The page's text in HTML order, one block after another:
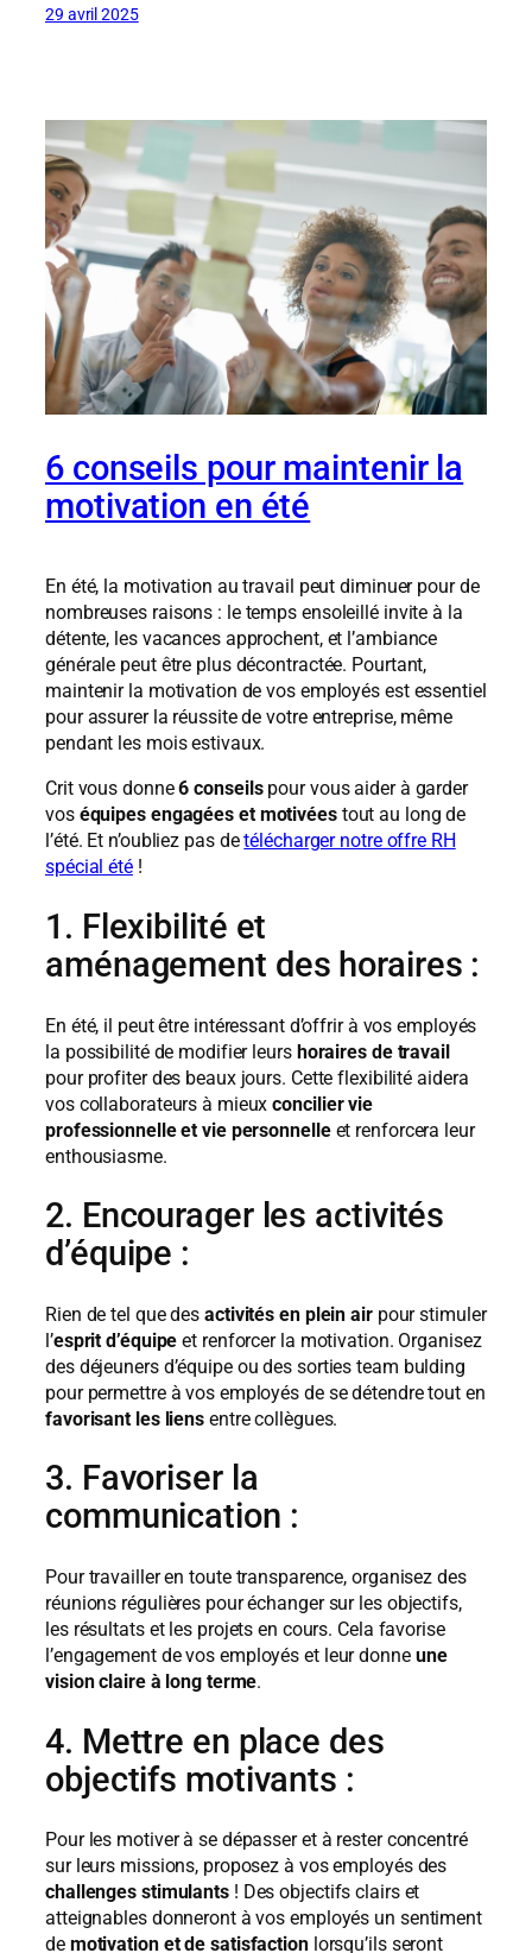
29 avril 2025
6 conseils pour maintenir la
motivation en été
En été, la motivation au travail peut diminuer pour de
nombreuses raisons : le temps ensoleillé invite à la
détente, les vacances approchent, et l’ambiance
générale peut être plus décontractée. Pourtant,
maintenir la motivation de vos employés est essentiel
pour assurer la réussite de votre entreprise, même
pendant les mois estivaux.
Crit vous donne6 conseilspour vous aider à garder
vos équipes engagées et motivéestout au long de
l’été. Et n’oubliez pas detélécharger notre offre RH
spécial été!
1. Flexibilité et
aménagement des horaires :
En été, il peut être intéressant d’offrir à vos employés
la possibilité de modifier leurs horaires de travail
pour profiter des beaux jours. Cette flexibilité aidera
vos collaborateurs à mieuxconcilier vie
professionnelle et vie personnelleet renforcera leur
enthousiasme.
2. Encourager les activités
d’équipe :
Rien de tel que des activités en plein airpour stimuler
l’esprit d’équipe et renforcer la motivation. Organisez
des déjeuners d’équipe ou des sorties team bulding
pour permettre à vos employés de se détendre tout en
favorisant les liens entre collègues.
3. Favoriser la
communication :
Pour travailler en toute transparence, organisez des
réunions régulières pour échanger sur les objectifs,
les résultats et les projets en cours. Cela favorise
l’engagement de vos employés et leur donneune
vision claire à long terme.
4. Mettre en place des
objectifs motivants :
Pour les motiver à se dépasser et à rester concentré
sur leurs missions, proposez à vos employés des
challenges stimulants! Des objectifs clairs et
atteignables donneront à vos employés un sentiment
de motivation et de satisfactionlorsqu’ils seront